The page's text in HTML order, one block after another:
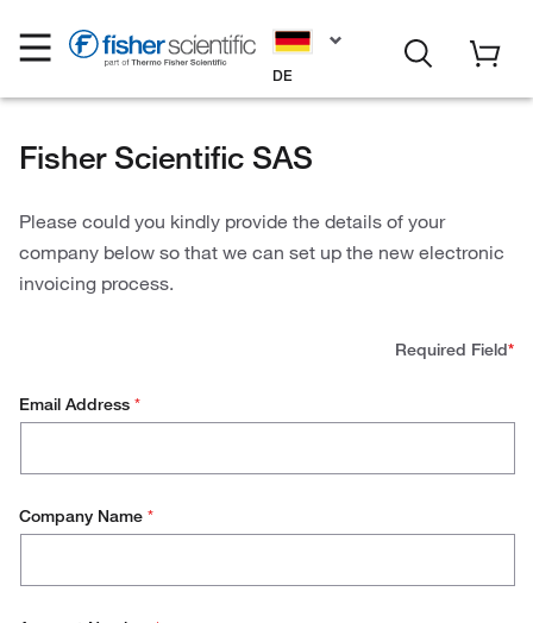
DE
Fisher Scientific SAS
Please could you kindly provide the details of your
company below so that we can set up the new electronic
invoicing process.
Required Field*
Email Address *
Company Name *